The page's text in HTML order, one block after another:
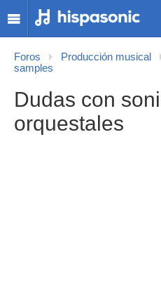
Foros Producción musical
samples
Dudas con
orquestales